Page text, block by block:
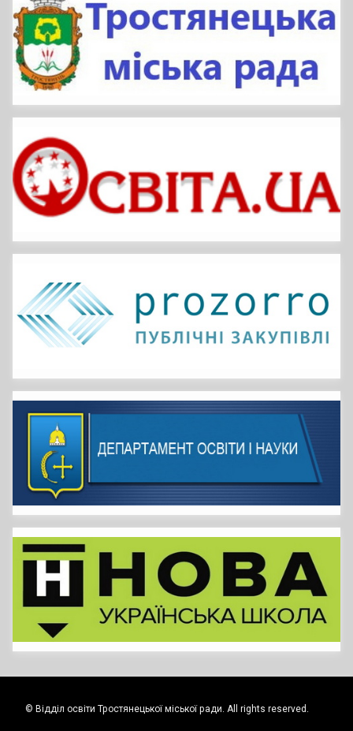
© Відділ освіти Тростянецької міської ради. All rights reserved.